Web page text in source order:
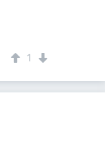
1